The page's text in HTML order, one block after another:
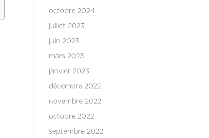
octobre 2024
juillet 2023
juin 2023
mars 2023
janvier 2023
décembre 2022
novembre 2022
octobre 2022
septembre 2022